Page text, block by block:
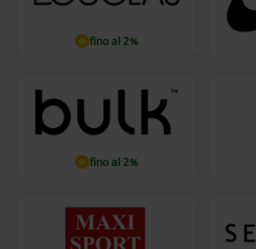
fino al 2%
fino al 2%